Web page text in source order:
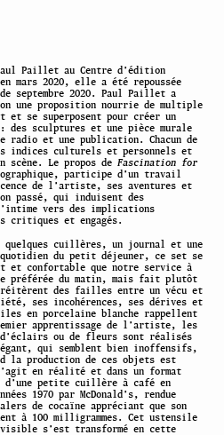
Paillet au Centre d’édition
mars 2020, elle a été repoussée
septembre 2020. Paul Paillet a
une proposition nourrie de multiple
et se superposent pour créer un
des sculptures et une pièce murale
radio et une publication. Chacun de
indices culturels et personnels et
scène. Le propos deFascination for
participe d’un travail
de l’artiste, ses aventures et
passé, qui induisent des
vers des implications
critiques et engagés.
quelques cuillères, un journal et une
du petit déjeuner, ce set se
et confortable que notre service à
préférée du matin, mais fait plutôt
des failles entre un vécu et
ses incohérences, ses dérives et
en porcelaine blanche rappellent
apprentissage de l’artiste, les
ou de fleurs sont réalisés
qui semblent bien inoffensifs,
la production de ces objets est
en réalité et dans un format
d’une petite cuillère à café en
1970 par McDonald’s, rendue
de cocaïne appréciant que son
à 100 milligrammes. Cet ustensile
s’est transformé en cette